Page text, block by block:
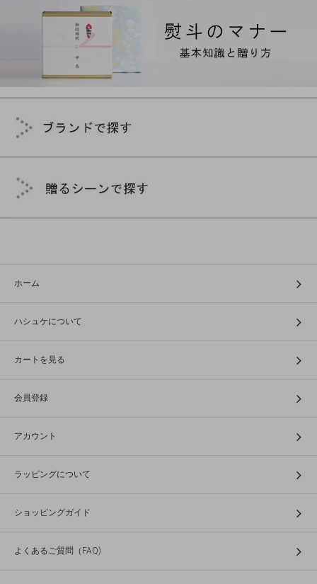
ホーム
ハシュケについて
カートを見る
会員登録
アカウント
ラッピングについて
ショッピングガイド
よくあるご質問（FAQ)